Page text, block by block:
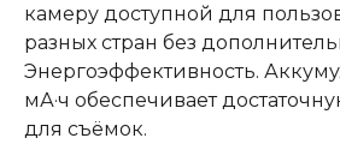
камеру доступной для
разных стран без
Энергоэффективность.
мА·ч обеспечивает
для съёмок.